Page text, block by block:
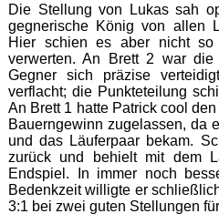
Die Stellung von Lukas sah
gegnerische König von allen
Hier schien es aber nicht
verwerten. An Brett 2 war
Gegner sich präzise
verflacht; die Punkteteilung
An Brett 1 hatte Patrick cool
Bauerngewinn zugelassen, da
und das Läuferpaar bekam.
zurück und behielt mit dem
Endspiel. In immer noch
Bedenkzeit willigte er
3:1 bei zwei guten Stellungen